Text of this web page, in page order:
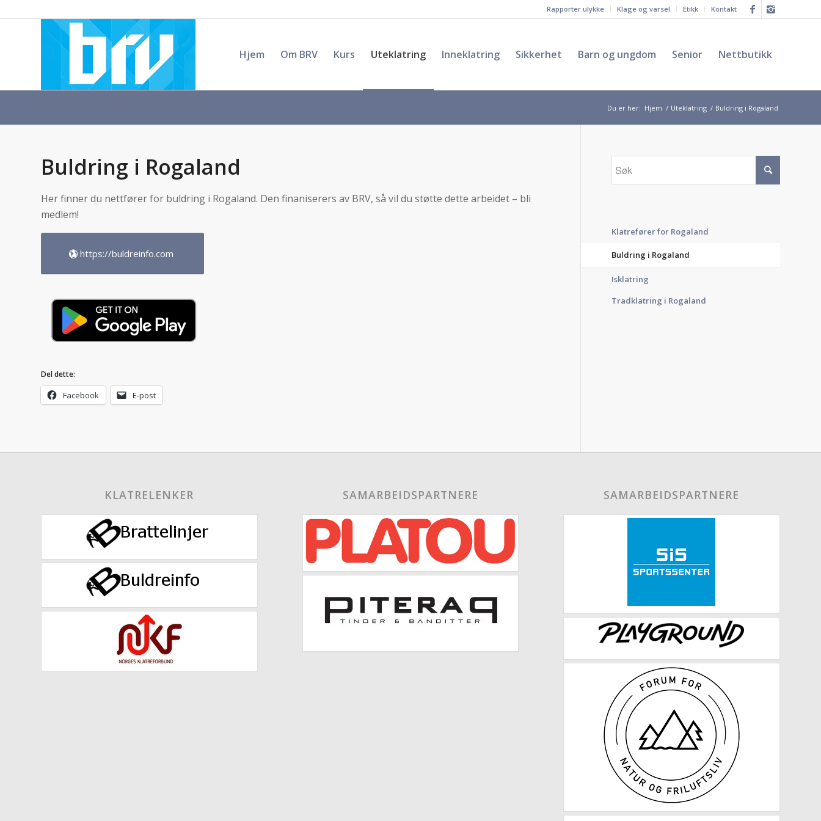
Rapporter ulykke Klage og varsel Etikk Kontakt
Hjem Om BRV Kurs Uteklatring Inneklatring Sikkerhet Barn og ungdom Senior Nettbutikk
Du er her: Hjem / Uteklatring / Buldring i Rogaland
Buldring i Rogaland
Her finner du nettfører for buldring i Rogaland. Den finaniserers av BRV, så vil du støtte dette arbeidet – bli
medlem!
https://buldreinfo.com
Del dette:
Facebook E-post
Klatrefører for Rogaland
Buldring i Rogaland
Isklatring
Tradklatring i Rogaland
KLATRELENKER SAMARBEIDSPARTNERE SAMARBEIDSPARTNERE